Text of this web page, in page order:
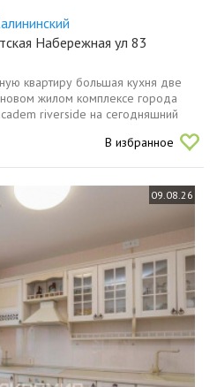
Набережная ул 83
квартиру большая кухня две
жилом комплексе города
riverside на сегодняшний
район с современной
В избранное
09.08.26